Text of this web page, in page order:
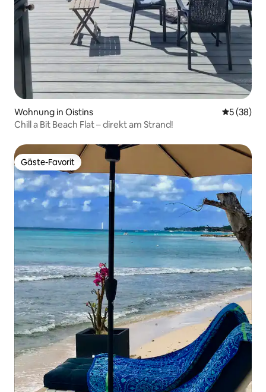
Wohnung in Oistins
5 (38)
Chill a Bit Beach Flat – direkt am Strand!
Gäste-Favorit
Gäste-Favorit